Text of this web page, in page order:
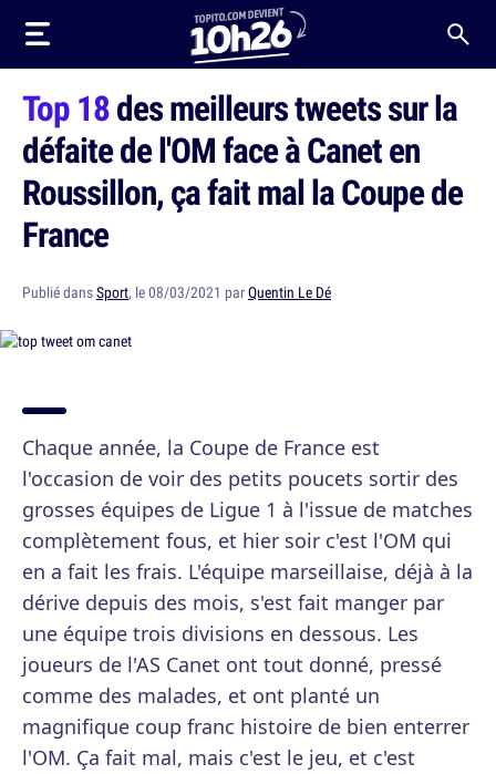
Top 18des meilleurs tweets sur la
défaite de l'OM face à Canet en
Roussillon, ça fait mal la Coupe de
France
Publié dansSport, le 08/03/2021 parQuentin Le Dé
Chaque année, la Coupe de France est
l'occasion de voir des petits poucets sortir des
grosses équipes de Ligue 1 à l'issue de matches
complètement fous, et hier soir c'est l'OM qui
en a fait les frais. L'équipe marseillaise, déjà à la
dérive depuis des mois, s'est fait manger par
une équipe trois divisions en dessous. Les
joueurs de l'AS Canet ont tout donné, pressé
comme des malades, et ont planté un
magnifique coup franc histoire de bien enterrer
l'OM. Ça fait mal, mais c'est le jeu, et c'est